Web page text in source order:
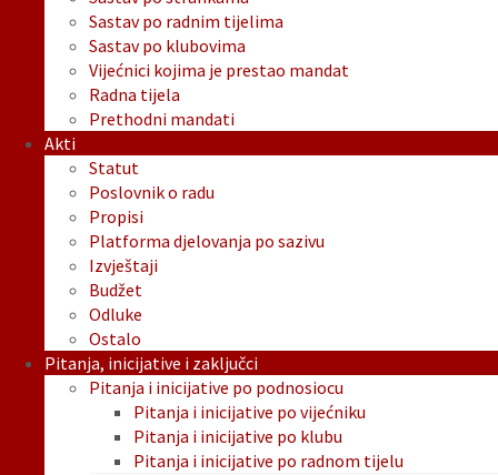
Sastav po radnim tijelima
Sastav po klubovima
Vijećnici kojima je prestao mandat
Radna tijela
Prethodni mandati
Akti
Statut
Poslovnik o radu
Propisi
Platforma djelovanja po sazivu
Izvještaji
Budžet
Odluke
Ostalo
Pitanja, inicijative i zaključci
Pitanja i inicijative po podnosiocu
Pitanja i inicijative po vijećniku
Pitanja i inicijative po klubu
Pitanja i inicijative po radnom tijelu